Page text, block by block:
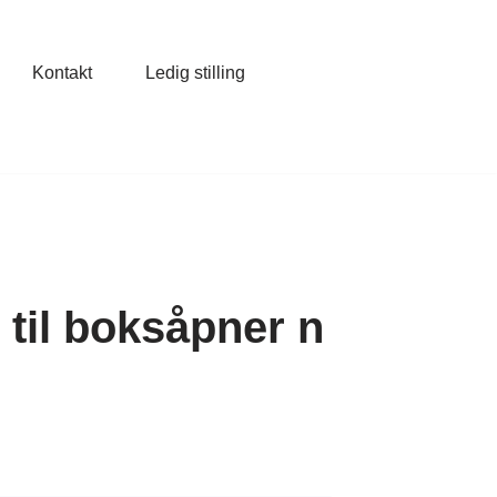
Kontakt
Ledig stilling
til boksåpner n